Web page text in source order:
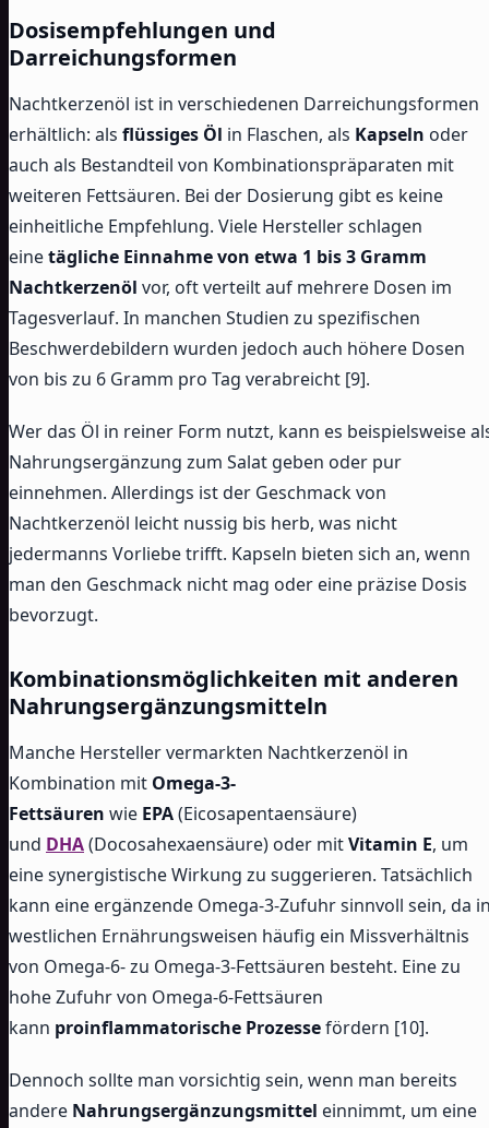
Dosisempfehlungen und
Darreichungsformen
Nachtkerzenöl ist in verschiedenen Darreichungsformen
erhältlich: als flüssiges Öl in Flaschen, als Kapseln oder
auch als Bestandteil von Kombinationspräparaten mit
weiteren Fettsäuren. Bei der Dosierung gibt es keine
einheitliche Empfehlung. Viele Hersteller schlagen
einetägliche Einnahme von etwa 1 bis 3 Gramm
Nachtkerzenöl vor, oft verteilt auf mehrere Dosen im
Tagesverlauf. In manchen Studien zu spezifischen
Beschwerdebildern wurden jedoch auch höhere Dosen
von bis zu 6 Gramm pro Tag verabreicht [9].
Wer das Öl in reiner Form nutzt, kann es beispielsweise
Nahrungsergänzung zum Salat geben oder pur
einnehmen. Allerdings ist der Geschmack von
Nachtkerzenöl leicht nussig bis herb, was nicht
jedermanns Vorliebe trifft. Kapseln bieten sich an, wenn
man den Geschmack nicht mag oder eine präzise Dosis
bevorzugt.
Kombinationsmöglichkeiten mit anderen
Nahrungsergänzungsmitteln
Manche Hersteller vermarkten Nachtkerzenöl in
Kombination mit Omega-3-
Fettsäuren wie EPA(Eicosapentaensäure)
und DHA(Docosahexaensäure) oder mitVitamin E, um
eine synergistische Wirkung zu suggerieren. Tatsächlich
kann eine ergänzende Omega-3-Zufuhr sinnvoll sein, da
westlichen Ernährungsweisen häufig ein Missverhältnis
von Omega-6- zu Omega-3-Fettsäuren besteht. Eine zu
hohe Zufuhr von Omega-6-Fettsäuren
kann proinflammatorische Prozessefördern [10].
Dennoch sollte man vorsichtig sein, wenn man bereits
andere Nahrungsergänzungsmittel einnimmt, um eine